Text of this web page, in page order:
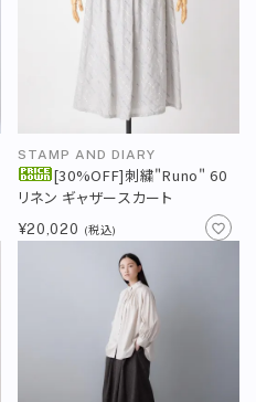
STAMP AND DIARY
[30%OFF]刺繍"Runo" 60
リネン ギャザースカート
¥20,020 (税込)